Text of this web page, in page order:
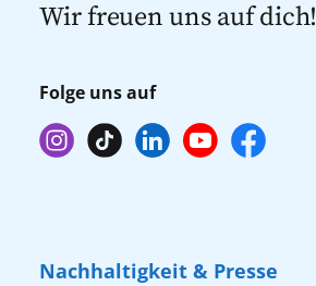
Wir freuen uns auf dich!
Folge uns auf
Nachhaltigkeit & Presse